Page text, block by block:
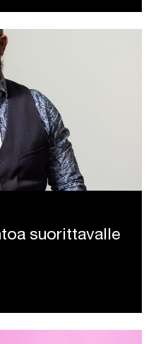
suorittavalle